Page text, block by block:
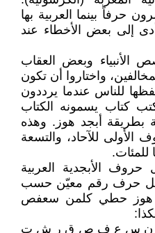
حرفاً بينما العربية بها
إلى بعض الأخطاء عند
الأنبياء وبعض العقاب
واختاروا أن تكون
للناس عندما يرددون
كتاب يسمونه الكتاب
بطريقة أبجد هوز. وهذه
الأولى للآحاد، والتسعة
للمئات.
الأبجدية العربية
حرف رقم معيّن حسب
هوز حطي كلمن سعفص
م ن س ع ف ص ق ر ش ت